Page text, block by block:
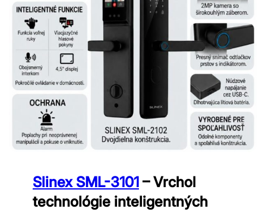
Slinex SML-3101 – Vrchol
technológie inteligentných